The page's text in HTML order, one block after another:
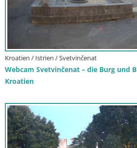
Kroatien / Istrien / Svetvinčenat
Webcam Svetvinčenat – die Burg und
Kroatien